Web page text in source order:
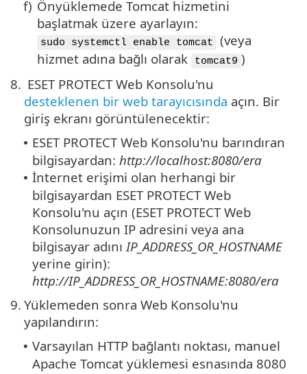
f) Önyüklemede Tomcat hizmetini
başlatmak üzere ayarlayın:
sudo systemctl enable tomcat
(veya
hizmet adına bağlı olarak
tomcat9 )
8. ESET PROTECT Web Konsolu'nu
desteklenen bir web tarayıcısında açın. Bir
giriş ekranı görüntülenecektir:
• ESET PROTECT Web Konsolu'nu barındıran
bilgisayardan: http://localhost:8080/era
• İnternet erişimi olan herhangi bir
bilgisayardan ESET PROTECT Web
Konsolu'nu açın (ESET PROTECT Web
Konsolunuzun IP adresini veya ana
bilgisayar adını IP_ADDRESS_OR_HOSTNAME
yerine girin):
http://IP_ADDRESS_OR_HOSTNAME:8080/era
9. Yüklemeden sonra Web Konsolu'nu
yapılandırın:
• Varsayılan HTTP bağlantı noktası, manuel
Apache Tomcat yüklemesi esnasında 8080